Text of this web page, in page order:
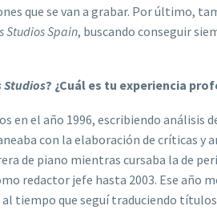
que se van a grabar. Por último,
Studios Spain, buscando conseguir
Studios? ¿Cuál es tu experiencia
en el año 1996, escribiendo análisis
con la elaboración de críticas y
de piano mientras cursaba la de
redactor jefe hasta 2003. Ese año
tiempo que seguí traduciendo